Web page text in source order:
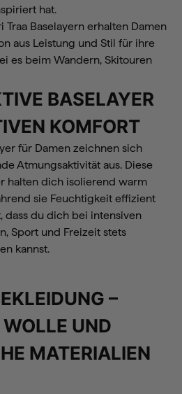
hat.
Baselayern erhalten Damen
aus Leistung und Stil für ihre
es beim Wandern, Skitouren
BASELAYER
KOMFORT
für Damen zeichnen sich
Atmungsaktivität aus. Diese
halten dich isolierend warm
sie Feuchtigkeit effizient
dass du dich bei intensiven
Sport und Freizeit stets
kannst.
–
UND
MATERIALIEN